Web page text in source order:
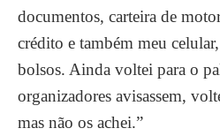
documentos, carteira de
crédito e também meu
bolsos. Ainda voltei para o
organizadores avisassem,
mas não os achei.”